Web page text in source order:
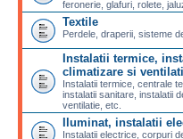
feronerie, glafuri, rolete,
Textile
Perdele, draperii, sisteme
Instalatii termice,
climatizare si
Instalatii termice, centrale
instalatii sanitare, instalatii
ventilatie, etc.
Iluminat, instalatii
Instalatii electrice, corpuri